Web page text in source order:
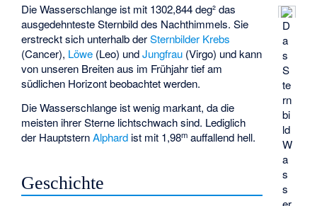
D
a
s
S
te
rn
bi
ld
W
a
s
s
Die Wasserschlange ist mit 1302,844 deg² das
ausgedehnteste Sternbild des Nachthimmels. Sie
erstreckt sich unterhalb derSternbilder Krebs
(Cancer), Löwe (Leo) undJungfrau (Virgo) und kann
von unseren Breiten aus im Frühjahr tief am
südlichen Horizont beobachtet werden.
Die Wasserschlange ist wenig markant, da die
meisten ihrer Sterne lichtschwach sind. Lediglich
der HauptsternAlphard ist mit 1,98m auffallend hell.
Geschichte